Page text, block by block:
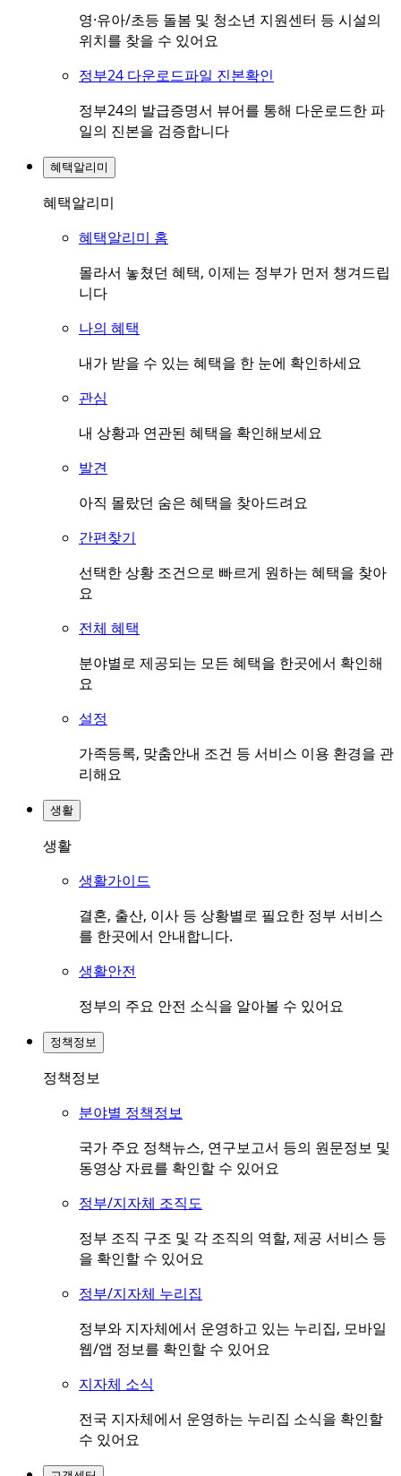
영·유아/초등 돌봄 및 청소년 지원센터 등 시설의
위치를 찾을 수 있어요
정부24 다운로드파일 진본확인
정부24의 발급증명서 뷰어를 통해 다운로드한 파
일의 진본을 검증합니다
혜택알리미
혜택알리미
혜택알리미 홈
몰라서 놓쳤던 혜택, 이제는 정부가 먼저 챙겨드립
니다
나의 혜택
내가 받을 수 있는 혜택을 한 눈에 확인하세요
관심
내 상황과 연관된 혜택을 확인해보세요
발견
아직 몰랐던 숨은 혜택을 찾아드려요
간편찾기
선택한 상황 조건으로 빠르게 원하는 혜택을 찾아
요
전체 혜택
분야별로 제공되는 모든 혜택을 한곳에서 확인해
요
설정
가족등록, 맞춤안내 조건 등 서비스 이용 환경을 관
리해요
생활
생활
생활가이드
결혼, 출산, 이사 등 상황별로 필요한 정부 서비스
를 한곳에서 안내합니다.
생활안전
정부의 주요 안전 소식을 알아볼 수 있어요
정책정보
정책정보
분야별 정책정보
국가 주요 정책뉴스, 연구보고서 등의 원문정보 및
동영상 자료를 확인할 수 있어요
정부/지자체 조직도
정부 조직 구조 및 각 조직의 역할, 제공 서비스 등
을 확인할 수 있어요
정부/지자체 누리집
정부와 지자체에서 운영하고 있는 누리집, 모바일
웹/앱 정보를 확인할 수 있어요
지자체 소식
전국 지자체에서 운영하는 누리집 소식을 확인할
수 있어요